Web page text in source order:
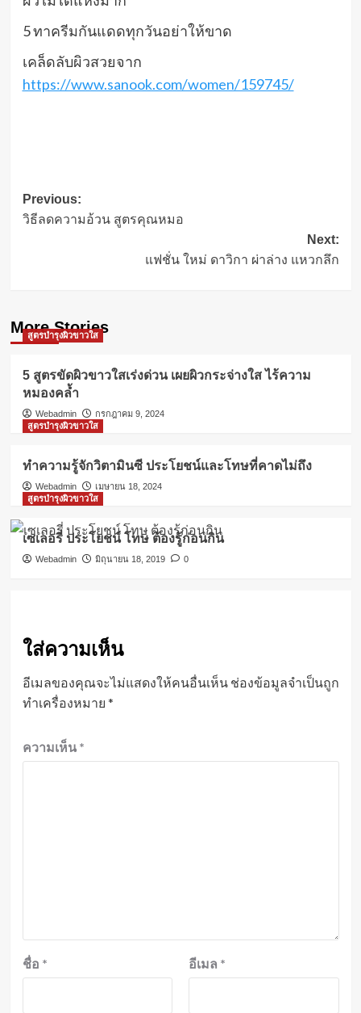
5 ทาครีมกันแดดทุกวันอย่าให้ขาด
เคล็ดลับผิวสวยจาก
https://www.sanook.com/women/159745/
Post
navigation
Previous:
วิธีลดความอ้วน สูตรคุณหมอ
Next:
แฟชั่น ใหม่ ดาวิกา ผ่าล่าง แหวกลึก
More Stories
สูตรบำรุงผิวขาวใส
5 สูตรขัดผิวขาวใสเร่งด่วน เผยผิวกระจ่างใส ไร้ความ
หมองคล้ำ
Webadmin
กรกฎาคม 9, 2024
สูตรบำรุงผิวขาวใส
ทำความรู้จักวิตามินซี ประโยชน์และโทษที่คาดไม่ถึง
Webadmin
เมษายน 18, 2024
สูตรบำรุงผิวขาวใส
เซเลอรี่ ประโยชน์ โทษ ต้องรู้ก่อนกิน
Webadmin มิถุนายน 18, 2019 0
ใส่ความเห็น
อีเมลของคุณจะไม่แสดงให้คนอื่นเห็น ช่องข้อมูลจำเป็นถูก
ทำเครื่องหมาย *
ความเห็น *
ชื่อ * อีเมล *